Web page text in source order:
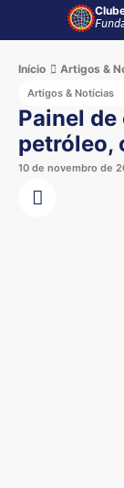
Início Artigos &
Artigos & Notícias
Painel
petróleo,
10 de novembro de